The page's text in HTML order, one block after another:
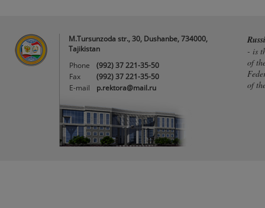
M.Tursunzoda str., 30, Dushanbe, 734000,
Tajikistan
Phone
(992) 37 221-35-50
Fax
(992) 37 221-35-50
E-mail
p.rektora@mail.ru
- is
of
of